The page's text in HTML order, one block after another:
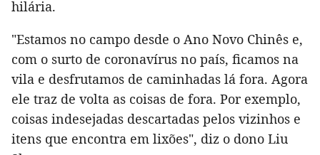
hilária.
"Estamos no campo desde o Ano Novo Chinês e,
com o surto de coronavírus no país, ficamos na
vila e desfrutamos de caminhadas lá fora. Agora
ele traz de volta as coisas de fora. Por exemplo,
coisas indesejadas descartadas pelos vizinhos e
itens que encontra em lixões", diz o dono Liu